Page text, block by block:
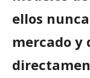
ellos
mercado y